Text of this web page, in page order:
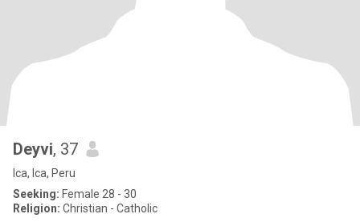
Deyvi, 37
Ica, Ica, Peru
Seeking: Female 28 - 30
Religion: Christian - Catholic